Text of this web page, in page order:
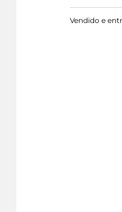
Sandália
Vendido e